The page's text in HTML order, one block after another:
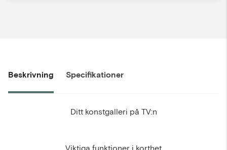
Beskrivning Specifikationer
Ditt konstgalleri på TV:n